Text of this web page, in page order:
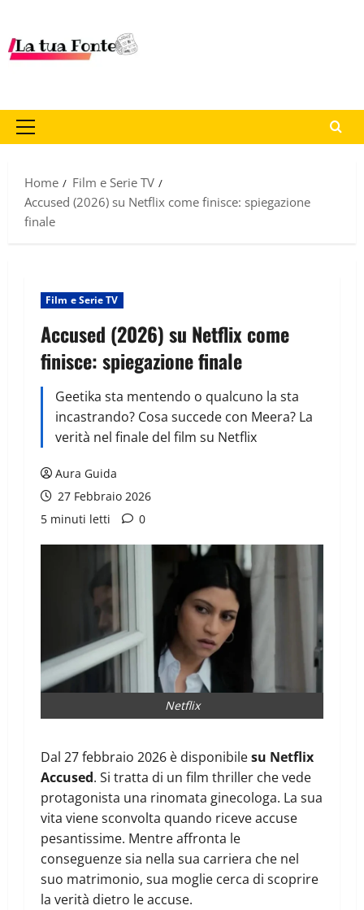
Home
Film e Serie TV
Accused (2026) su Netflix come finisce: spiegazione
finale
Film e Serie TV
Accused (2026) su Netflix come
finisce: spiegazione finale
Geetika sta mentendo o qualcuno la sta
incastrando? Cosa succede con Meera? La
verità nel finale del film su Netflix
Aura Guida
27 Febbraio 2026
5 minuti letti
0
Netflix
Dal 27 febbraio 2026 è disponibilesu Netflix
Accused. Si tratta di un film thriller che vede
protagonista una rinomata ginecologa. La sua
vita viene sconvolta quando riceve accuse
pesantissime. Mentre affronta le
conseguenze sia nella sua carriera che nel
suo matrimonio, sua moglie cerca di scoprire
la verità dietro le accuse.